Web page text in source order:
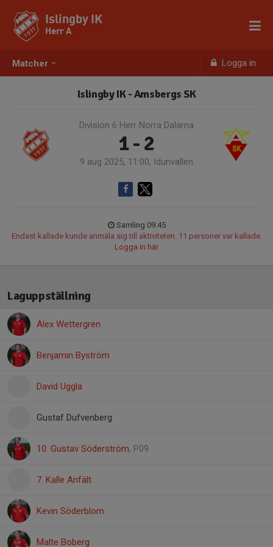
Matcher Logga in
Islingby IK
Herr A
Islingby IK - Amsbergs SK
Division 6 Herr Norra Dalarna
1 - 2
9 aug 2025, 11:00, Idunvallen
Samling 09:45
Endast kallade kunde anmäla sig till aktiviteten. 11 personer var kallade.
Logga in här
Laguppställning
Alex Wettergren
Benjamin Byström
David Uggla
Gustaf Dufvenberg
10. Gustav Söderström, P09
7. Kalle Anfält
Kevin Söderblom
Malte Boberg